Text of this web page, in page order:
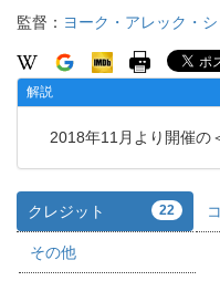
監督： ヨーク・アレック・
解説
2018年11月より開催の
クレジット 22
その他